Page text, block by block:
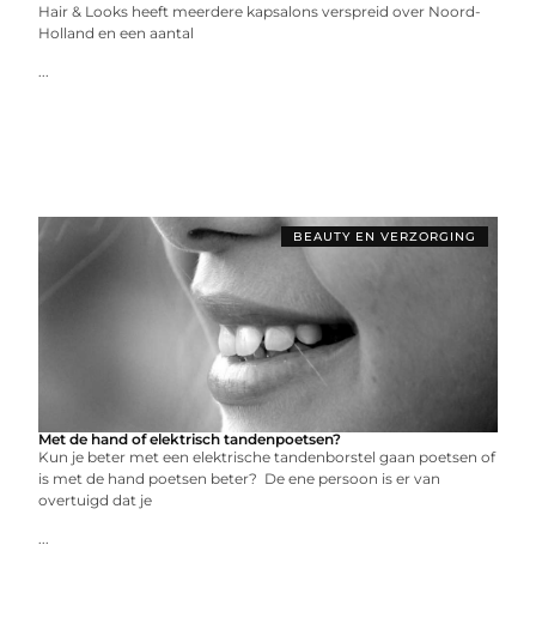
Hair & Looks heeft meerdere kapsalons verspreid over Noord-
Holland en een aantal
...
BEAUTY EN VERZORGING
Met de hand of elektrisch tandenpoetsen?
Kun je beter met een elektrische tandenborstel gaan poetsen of
is met de hand poetsen beter? De ene persoon is er van
overtuigd dat je
...